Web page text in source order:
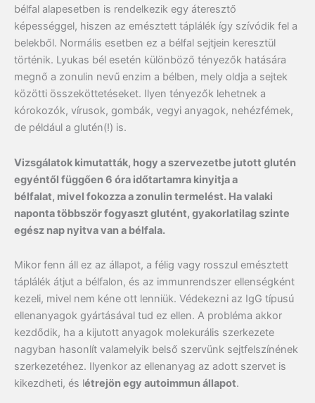
bélfal alapesetben is rendelkezik egy áteresztő
képességgel, hiszen az emésztett táplálék így szívódik fel a
belekből. Normális esetben ez a bélfal sejtjein keresztül
történik. Lyukas bél esetén különböző tényezők hatására
megnő a zonulin nevű enzim a bélben, mely oldja a sejtek
közötti összeköttetéseket. Ilyen tényezők lehetnek a
kórokozók, vírusok, gombák, vegyi anyagok, nehézfémek,
de például a glutén(!) is.
Vizsgálatok kimutatták, hogy a szervezetbe jutott glutén
egyéntől függően 6 óra időtartamra kinyitja a
bélfalat, mivel fokozza a zonulin termelést. Ha valaki
naponta többször fogyaszt glutént, gyakorlatilag szinte
egész nap nyitva van a bélfala.
Mikor fenn áll ez az állapot, a félig vagy rosszul emésztett
táplálék átjut a bélfalon, és az immunrendszer ellenségként
kezeli, mivel nem kéne ott lenniük. Védekezni az IgG típusú
ellenanyagok gyártásával tud ez ellen. A probléma akkor
kezdődik, ha a kijutott anyagok molekurális szerkezete
nagyban hasonlít valamelyik belső szervünk sejtfelszínének
szerkezetéhez. Ilyenkor az ellenanyag az adott szervet is
kikezdheti, és létrejön egy autoimmun állapot.